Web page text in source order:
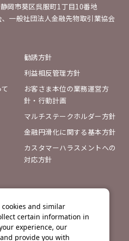
岡市葵区呉服町1丁目10番地
一般社団法人金融先物取引業協会
勧誘方針
利益相反管理方針
お客さま本位の業務運営方
針・行動計画
マルチステークホルダー方針
金融円滑化に関する基本方針
カスタマーハラスメントへの
対応方針
携
and similar
certain information in
experience, our
provide you with